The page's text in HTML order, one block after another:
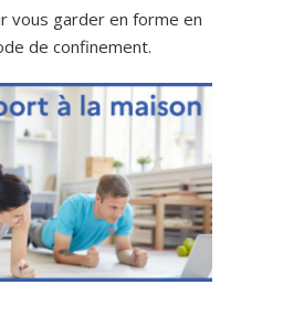
vous garder en forme en
de confinement.